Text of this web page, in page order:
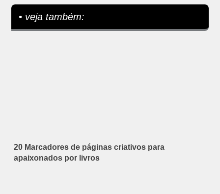
• veja também:
20 Marcadores de páginas criativos para
apaixonados por livros